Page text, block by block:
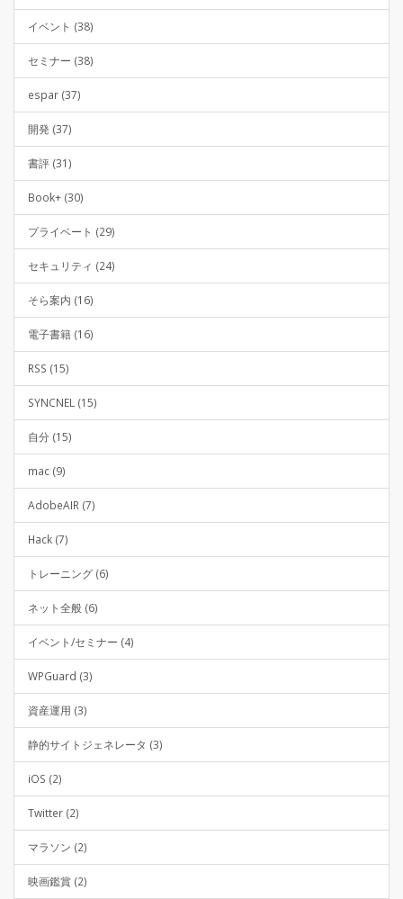
イベント (38)
セミナー (38)
espar (37)
開発 (37)
書評 (31)
Book+ (30)
プライベート (29)
セキュリティ (24)
そら案内 (16)
電子書籍 (16)
RSS (15)
SYNCNEL (15)
自分 (15)
mac (9)
AdobeAIR (7)
Hack (7)
トレーニング (6)
ネット全般 (6)
イベント/セミナー (4)
WPGuard (3)
資産運用 (3)
静的サイトジェネレータ (3)
iOS (2)
Twitter (2)
マラソン (2)
映画鑑賞 (2)